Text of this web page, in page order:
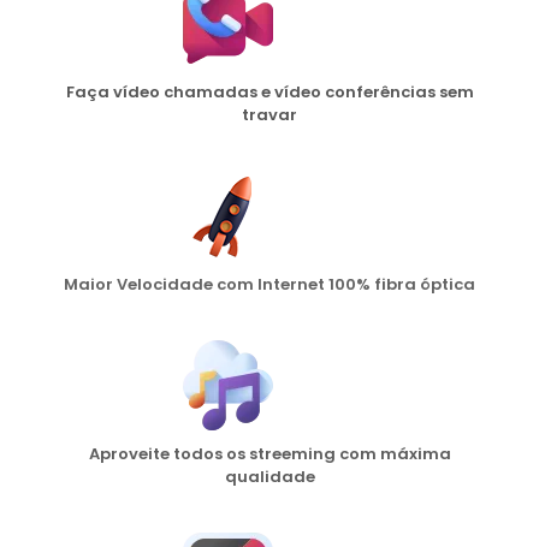
Faça vídeo chamadas e vídeo conferências sem
travar
Maior Velocidade com Internet 100% fibra óptica
Aproveite todos os streeming com máxima
qualidade